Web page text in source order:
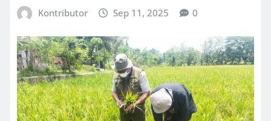
Kontributor Sep 11, 2025 0